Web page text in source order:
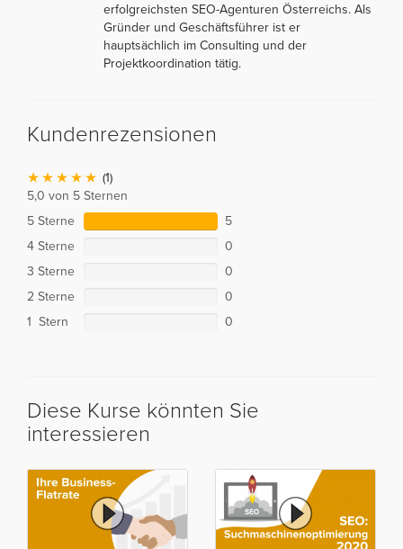
erfolgreichsten SEO-Agenturen Österreichs. Als
Gründer und Geschäftsführer ist er
hauptsächlich im Consulting und der
Projektkoordination tätig.
Kundenrezensionen
(1)
5,0 von 5 Sternen
5 Sterne
5
4 Sterne
0
3 Sterne
0
2 Sterne
0
1 Stern
0
Diese Kurse könnten Sie
interessieren